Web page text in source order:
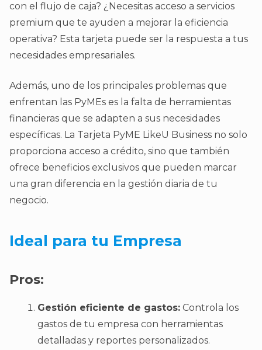
con el flujo de caja? ¿Necesitas acceso a servicios
premium que te ayuden a mejorar la eficiencia
operativa? Esta tarjeta puede ser la respuesta a tus
necesidades empresariales.
Además, uno de los principales problemas que
enfrentan las PyMEs es la falta de herramientas
financieras que se adapten a sus necesidades
específicas. La Tarjeta PyME LikeU Business no solo
proporciona acceso a crédito, sino que también
ofrece beneficios exclusivos que pueden marcar
una gran diferencia en la gestión diaria de tu
negocio.
Ideal para tu Empresa
Pros:
Gestión eficiente de gastos: Controla los
gastos de tu empresa con herramientas
detalladas y reportes personalizados.